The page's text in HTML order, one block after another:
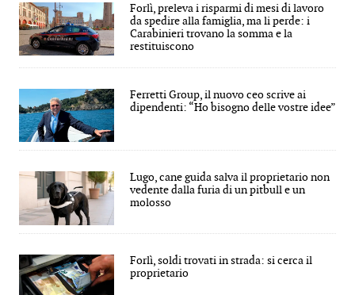
Forlì, preleva i risparmi di mesi di lavoro
da spedire alla famiglia, ma li perde: i
Carabinieri trovano la somma e la
restituiscono
Ferretti Group, il nuovo ceo scrive ai
dipendenti: “Ho bisogno delle vostre idee”
Lugo, cane guida salva il proprietario non
vedente dalla furia di un pitbull e un
molosso
Forlì, soldi trovati in strada: si cerca il
proprietario